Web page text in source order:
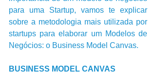
para uma Startup, vamos te explicar
sobre a metodologia mais utilizada por
startups para elaborar um Modelos de
BUSINESS MODEL CANVAS